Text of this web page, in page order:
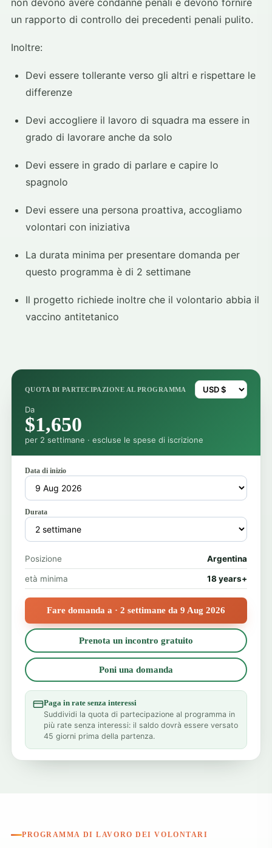
non devono avere condanne penali e devono fornire
un rapporto di controllo dei precedenti penali pulito.
Inoltre:
Devi essere tollerante verso gli altri e rispettare le
differenze
Devi accogliere il lavoro di squadra ma essere in
grado di lavorare anche da solo
Devi essere in grado di parlare e capire lo
spagnolo
Devi essere una persona proattiva, accogliamo
volontari con iniziativa
La durata minima per presentare domanda per
questo programma è di 2 settimane
Il progetto richiede inoltre che il volontario abbia il
vaccino antitetanico
QUOTA DI PARTECIPAZIONE AL PROGRAMMA
Da
$1,650
per 2 settimane · escluse le spese di iscrizione
Data di inizio
Durata
Posizione Argentina
età minima 18 years+
Fare domanda a · 2 settimane da 9 Aug 2026
Prenota un incontro gratuito
Poni una domanda
Paga in rate senza interessi
Suddividi la quota di partecipazione al programma in
più rate senza interessi: il saldo dovrà essere versato
45 giorni prima della partenza.
PROGRAMMA DI LAVORO DEI VOLONTARI